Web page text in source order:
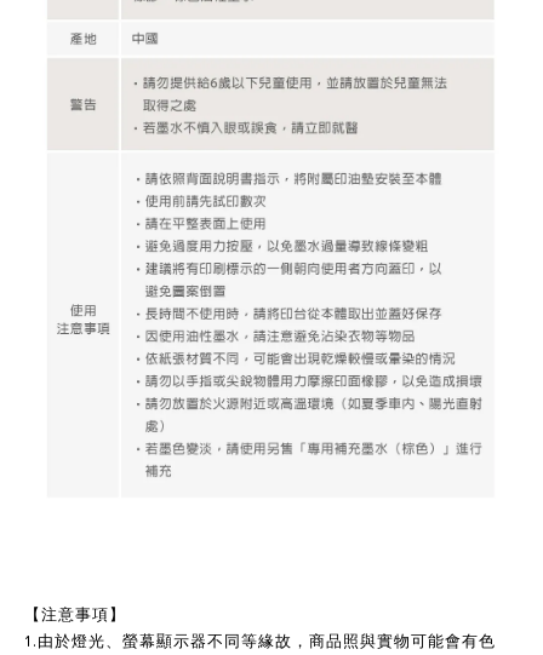
【注意事項】
1.由於燈光、螢幕顯示器不同等緣故，商品照與實物可能會有色